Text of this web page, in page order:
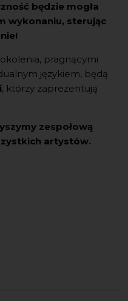
będzie mogła
wykonaniu, sterując
pragnącymi
językiem, będą
, którzy zaprezentują
zespołową
artystów.